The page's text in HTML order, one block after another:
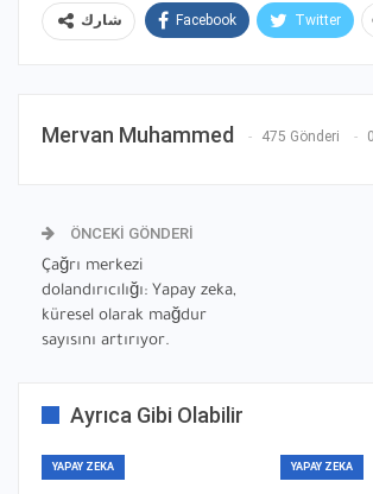
شارك Facebook Twitter
Mervan Muhammed 475 Gönderi
ÖNCEKI GÖNDERI
Çağrı merkezi
dolandırıcılığı: Yapay zeka,
küresel olarak mağdur
sayısını artırıyor.
Ayrıca Gibi Olabilir
YAPAY ZEKA YAPAY ZEKA